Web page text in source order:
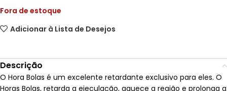
Fora de estoque
Adicionar à Lista de Desejos
Descrição
O Hora Bolas é um excelente retardante exclusivo para eles. O
Horas Bolas, retarda a ejeculação, aquece a região e prolonga a